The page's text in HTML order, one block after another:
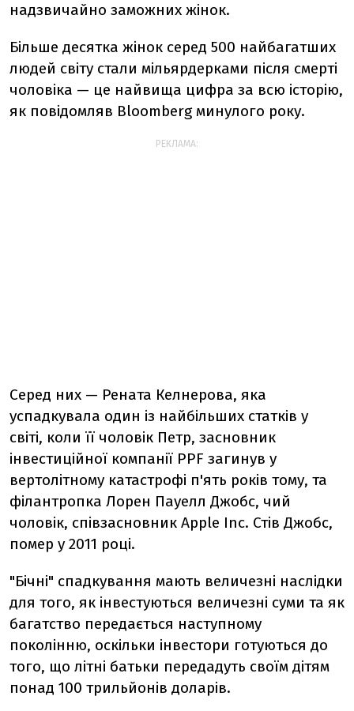
надзвичайно заможних жінок.
Більше десятка жінок серед 500 найбагатших
людей світу стали мільярдерками після смерті
чоловіка — це найвища цифра за всю історію,
як повідомляв Bloomberg минулого року.
РЕКЛАМА:
Серед них — Рената Келнерова, яка
успадкувала один із найбільших статків у
світі, коли її чоловік Петр, засновник
інвестиційної компанії PPF загинув у
вертолітному катастрофі п'ять років тому, та
філантропка Лорен Пауелл Джобс, чий
чоловік, співзасновник Apple Inc. Стів Джобс,
помер у 2011 році.
"Бічні" спадкування мають величезні наслідки
для того, як інвестуються величезні суми та як
багатство передається наступному
поколінню, оскільки інвестори готуються до
того, що літні батьки передадуть своїм дітям
понад 100 трильйонів доларів.